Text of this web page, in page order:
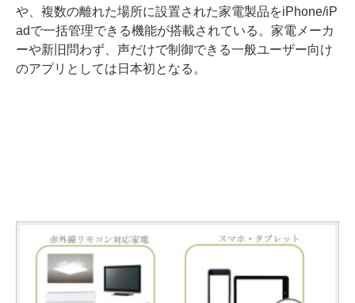
や、複数の離れた場所に設置された家電製品をiPhone/iP
adで一括管理できる機能が搭載されている。家電メーカ
ーや新旧問わず、声だけで制御できる一般ユーザー向け
のアプリとしては日本初となる。